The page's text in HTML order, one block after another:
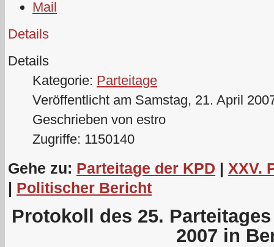
Details
Details
Kategorie: Parteitage
Veröffentlicht am Samstag, 21. April
Geschrieben von estro
Zugriffe: 1150140
Gehe zu: Parteitage der KPD | XXV.
| Politischer Bericht
Protokoll des 25.
2007 in